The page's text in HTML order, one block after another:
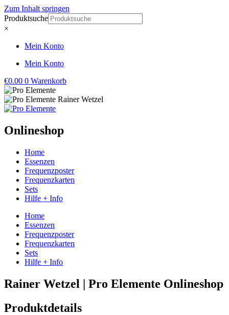
Zum Inhalt springen
Produktsuche
×
Mein Konto
Mein Konto
€0.00 0 Warenkorb
Onlineshop
Home
Essenzen
Frequenzposter
Frequenzkarten
Sets
Hilfe + Info
Home
Essenzen
Frequenzposter
Frequenzkarten
Sets
Hilfe + Info
Rainer Wetzel | Pro Elemente Onlineshop
Produktdetails